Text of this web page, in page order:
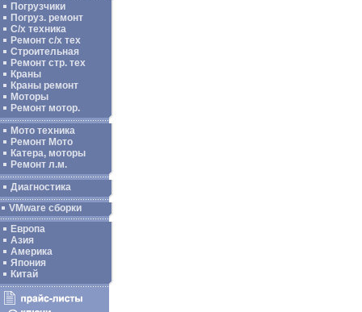
Погрузчики
Погруз. ремонт
С/х техника
Ремонт с/х тех
Строительная
Ремонт стр. тех
Краны
Краны ремонт
Моторы
Ремонт мотор.
Мото техника
Ремонт Мото
Катера, моторы
Ремонт л.м.
Диагностика
VMware сборки
Европа
Азия
Америка
Япония
Китай